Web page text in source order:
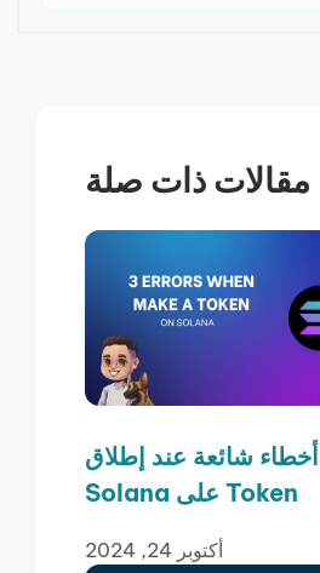
مقالات ذات صلة
3 أخطاء شائعة عند إطلاق
Token على Solana
أكتوبر 24, 2024